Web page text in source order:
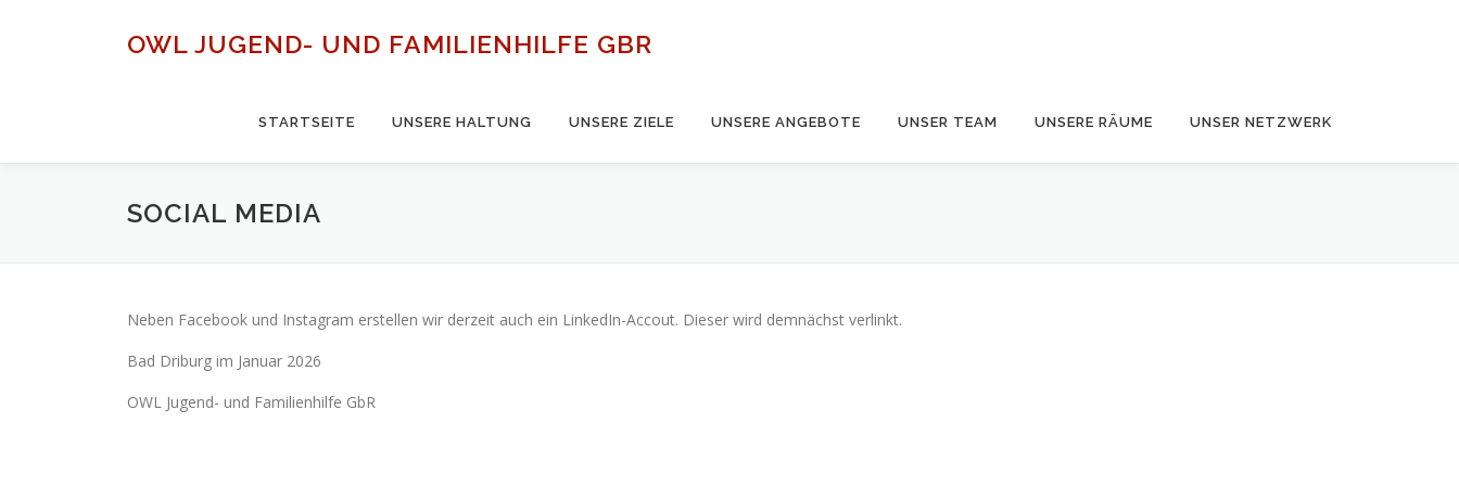
OWL JUGEND- UND FAMILIENHILFE GBR
STARTSEITE UNSERE HALTUNG UNSERE ZIELE UNSERE ANGEBOTE UNSER TEAM UNSERE RÄUME UNSER NETZWERK
SOCIAL MEDIA
Neben Facebook und Instagram erstellen wir derzeit auch ein LinkedIn-Accout. Dieser wird demnächst verlinkt.
Bad Driburg im Januar 2026
OWL Jugend- und Familienhilfe GbR